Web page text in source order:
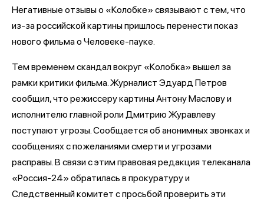
Негативные отзывы о «Колобке» связывают с тем, что
из-за российской картины пришлось перенести показ
нового фильма о Человеке-пауке.
Тем временем скандал вокруг «Колобка» вышел за
рамки критики фильма. Журналист Эдуард Петров
сообщил, что режиссеру картины Антону Маслову и
исполнителю главной роли Дмитрию Журавлеву
поступают угрозы. Сообщается об анонимных звонках и
сообщениях с пожеланиями смерти и угрозами
расправы. В связи с этим правовая редакция телеканала
«Россия-24» обратилась в прокуратуру и
Следственный комитет с просьбой проверить эти